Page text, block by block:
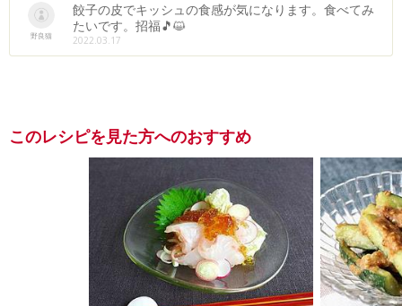
野良猫
餃子の皮でキッシュの食感が気になります。食べてみ
たいです。招福🎵😺
2022.03.17
このレシピを見た方へのおすすめ